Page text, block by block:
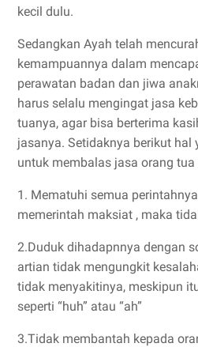
kecil dulu.
Sedangkan Ayah telah
kemampuannya dalam
perawatan badan dan jiwa
harus selalu mengingat jasa
tuanya, agar bisa berterima
jasanya. Setidaknya berikut hal
untuk membalas jasa orang tua
1. Mematuhi semua
memerintah maksiat , maka
2.Duduk dihadapnnya dengan
artian tidak mengungkit
tidak menyakitinya, meskipun
seperti “huh” atau “ah”
3.Tidak membantah kepada